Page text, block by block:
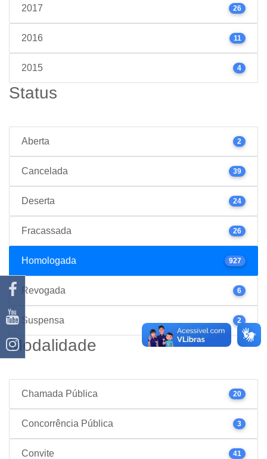
2017 26
2016 11
2015 4
Status
Aberta 2
Cancelada 39
Deserta 24
Fracassada 26
Homologada 927
Revogada 6
Suspensa 2
Modalidade
Chamada Pública 20
Concorrência Pública 3
Convite 41